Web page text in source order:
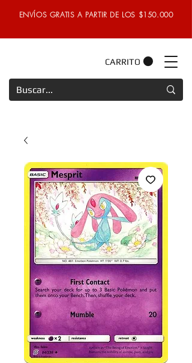
ENVÍOS GRATIS A PARTIR DE LOS $150.000
CARRITO